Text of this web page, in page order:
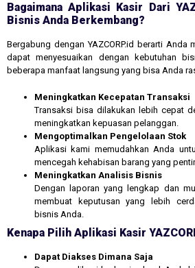
Bagaimana Aplikasi Kasir Dari
Bisnis Anda Berkembang?
Bergabung dengan YAZCORP.id berarti Anda
dapat menyesuaikan dengan kebutuhan
beberapa manfaat langsung yang bisa Anda
Meningkatkan Kecepatan Transaksi
Transaksi bisa dilakukan lebih cepat
meningkatkan kepuasan pelanggan.
Mengoptimalkan Pengelolaan Stok
Aplikasi kami memudahkan Anda
mencegah kehabisan barang yang
Meningkatkan Analisis Bisnis
Dengan laporan yang lengkap dan
membuat keputusan yang lebih
bisnis Anda.
Kenapa Pilih Aplikasi Kasir
Dapat Diakses Dimana Saja